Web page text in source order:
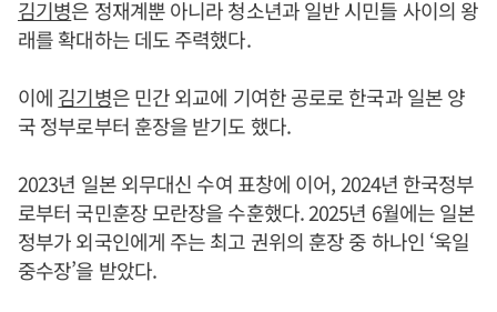
김기병은 정재계뿐 아니라 청소년과 일반 시민들 사이의 왕
래를 확대하는 데도 주력했다.
이에 김기병은 민간 외교에 기여한 공로로 한국과 일본 양
국 정부로부터 훈장을 받기도 했다.
2023년 일본 외무대신 수여 표창에 이어, 2024년 한국정부
로부터 국민훈장 모란장을 수훈했다. 2025년 6월에는 일본
정부가 외국인에게 주는 최고 권위의 훈장 중 하나인 ‘욱일
중수장’을 받았다.